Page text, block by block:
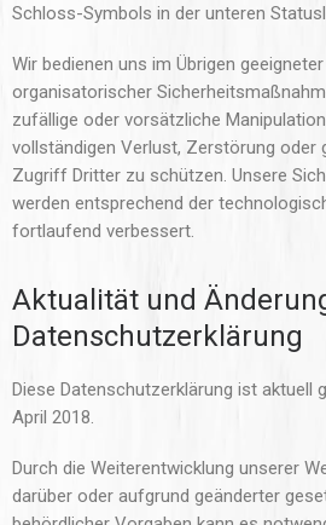
Schloss-Symbols in der unteren
Wir bedienen uns im Übrigen
organisatorischer
zufällige oder vorsätzliche
vollständigen Verlust, Zerstörung oder
Zugriff Dritter zu schützen. Unsere
werden entsprechend der
fortlaufend verbessert.
Aktualität und
Datenschutzerklärung
Diese Datenschutzerklärung ist aktuell
April 2018.
Durch die Weiterentwicklung unserer
darüber oder aufgrund geänderter